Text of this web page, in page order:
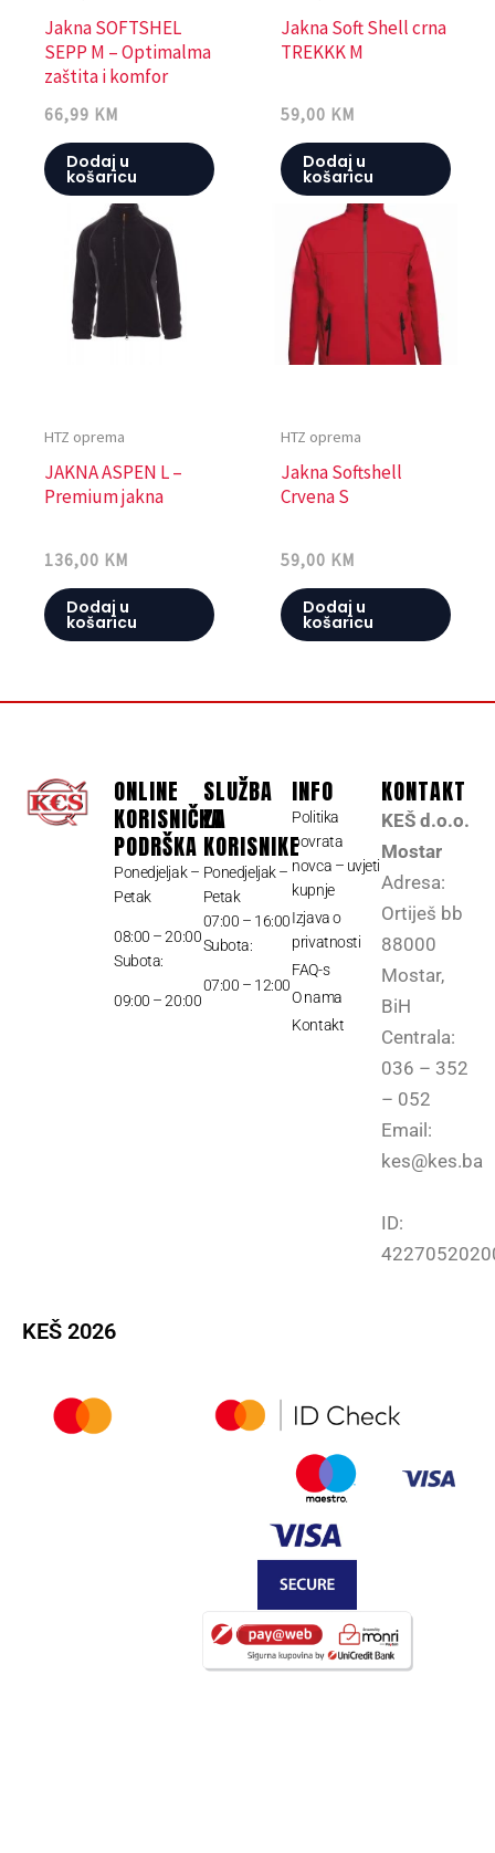
Jakna SOFTSHEL
SEPP M – Optimalma
zaštita i komfor
66,99 KM
Dodaj u
košaricu
Jakna Soft Shell crna
TREKKK M
59,00 KM
Dodaj u
košaricu
HTZ oprema
JAKNA ASPEN L –
Premium jakna
136,00 KM
Dodaj u
košaricu
HTZ oprema
Jakna Softshell
Crvena S
59,00 KM
Dodaj u
košaricu
ONLINE
KORISNIČKA
PODRŠKA
Ponedjeljak –
Petak
08:00 – 20:00
Subota:
09:00 – 20:00
SLUŽBA
ZA
KORISNIKE
Ponedjeljak –
Petak
07:00 – 16:00
Subota:
07:00 – 12:00
INFO
Politika
povrata
novca – uvjeti
kupnje
Izjava o
privatnosti
FAQ-s
O nama
Kontakt
KONTAKT
KEŠ d.o.o.
Mostar
Adresa:
Ortiješ bb
88000
Mostar,
BiH
Centrala:
036 – 352
– 052
Email:
kes@kes.ba
ID:
KEŠ 2026